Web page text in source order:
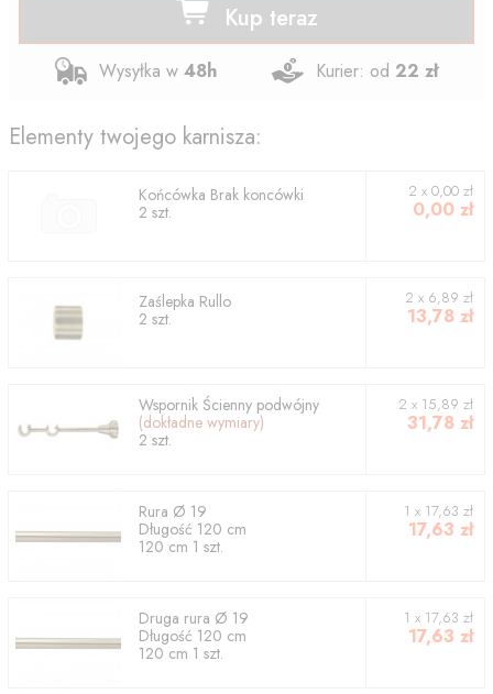
Kup teraz
Wysyłka w 48h Kurier: od 22 zł
Elementy twojego karnisza:
Końcówka Brak koncówki
2 szt.
2 x 0,00 zł
0,00 zł
Zaślepka Rullo
2 szt.
2 x 6,89 zł
13,78 zł
Wspornik Ścienny podwójny
(dokładne wymiary)
2 szt.
2 x 15,89 zł
31,78 zł
Rura Ø 19
Długość 120 cm
120 cm 1 szt.
1 x 17,63 zł
17,63 zł
Druga rura Ø 19
Długość 120 cm
120 cm 1 szt.
1 x 17,63 zł
17,63 zł